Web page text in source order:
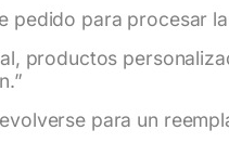
pedido para procesar
productos
para un